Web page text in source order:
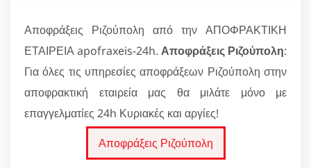
Αποφράξεις Ριζούπολη από την ΑΠΟΦΡΑΚΤΙΚΗ
ΕΤΑΙΡΕΙΑ apofraxeis-24h. Αποφράξεις Ριζούπολη:
Για όλες τις υπηρεσίες αποφράξεων Ριζούπολη στην
αποφρακτική εταιρεία μας θα μιλάτε μόνο με
επαγγελματίες 24h Κυριακές και αργίες!
Αποφράξεις Ριζούπολη